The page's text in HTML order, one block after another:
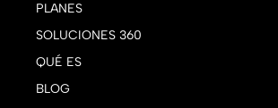
PLANES
SOLUCIONES 360
QUÉ ES
BLOG